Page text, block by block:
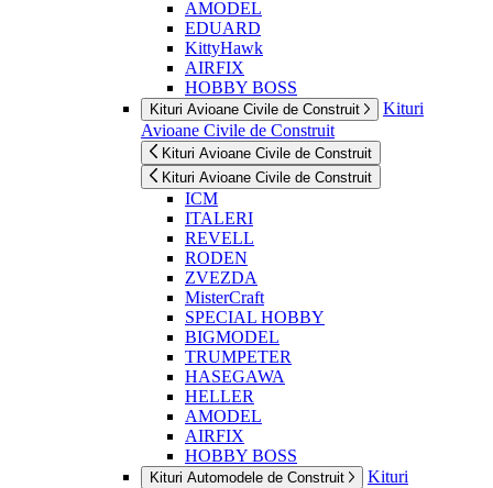
AMODEL
EDUARD
KittyHawk
AIRFIX
HOBBY BOSS
Kituri Avioane Civile de Construit
Kituri
Avioane Civile de Construit
Kituri Avioane Civile de Construit
Kituri Avioane Civile de Construit
ICM
ITALERI
REVELL
RODEN
ZVEZDA
MisterCraft
SPECIAL HOBBY
BIGMODEL
TRUMPETER
HASEGAWA
HELLER
AMODEL
AIRFIX
HOBBY BOSS
Kituri Automodele de Construit
Kituri